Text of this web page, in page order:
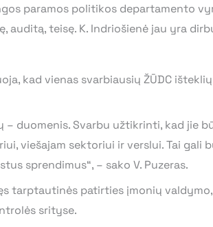
paramos politikos departamento
auditą, teisę. K. Indriošienė jau yra
kad vienas svarbiausių ŽŪDC
– duomenis. Svarbu užtikrinti, kad jie
viešajam sektoriui ir verslui. Tai gali
sprendimus“, – sako V. Puzeras.
tarptautinės patirties įmonių
srityse.